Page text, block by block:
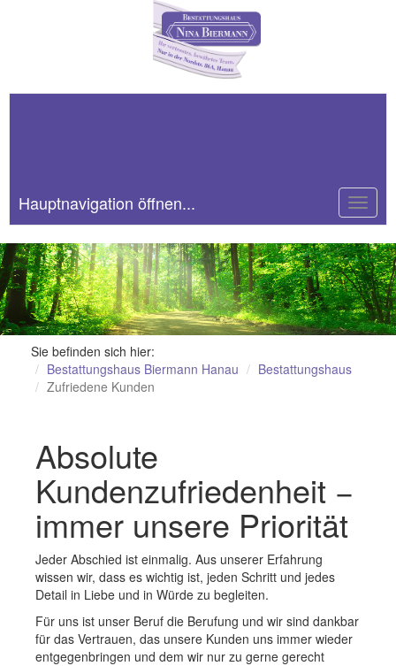
Toggle
Hauptnavigation öffnen...
Sie befinden sich hier:
Bestattungshaus Biermann Hanau
Bestattungshaus
Zufriedene Kunden
Absolute
Kundenzufriedenheit −
immer unsere Priorität
Jeder Abschied ist einmalig. Aus unserer Erfahrung
wissen wir, dass es wichtig ist, jeden Schritt und jedes
Detail in Liebe und in Würde zu begleiten.
Für uns ist unser Beruf die Berufung und wir sind dankbar
für das Vertrauen, das unsere Kunden uns immer wieder
entgegenbringen und dem wir nur zu gerne gerecht